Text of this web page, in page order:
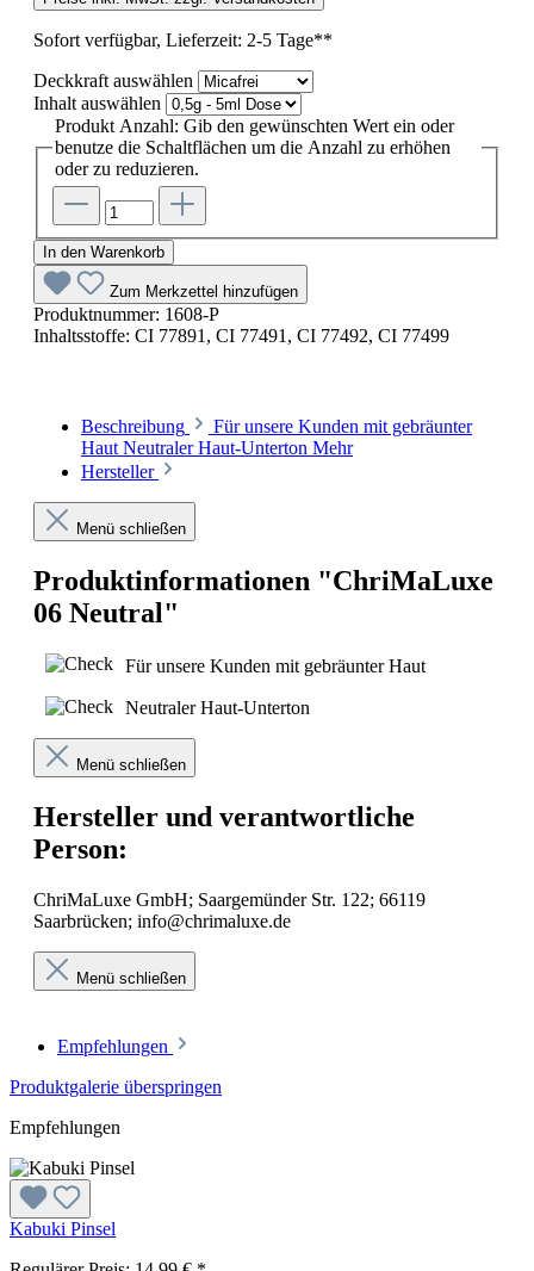
Sofort verfügbar, Lieferzeit: 2-5 Tage**
Deckkraft auswählen
Inhalt auswählen
Produkt Anzahl: Gib den gewünschten Wert ein oder
benutze die Schaltflächen um die Anzahl zu erhöhen
oder zu reduzieren.
In den Warenkorb
Zum Merkzettel hinzufügen
Produktnummer: 1608-P
Inhaltsstoffe: CI 77891, CI 77491, CI 77492, CI 77499
Beschreibung
Für unsere Kunden mit gebräunter
Haut Neutraler Haut-Unterton Mehr
Hersteller
Menü schließen
Produktinformationen "ChriMaLuxe
06 Neutral"
Für unsere Kunden mit gebräunter Haut
Neutraler Haut-Unterton
Menü schließen
Hersteller und verantwortliche
Person:
ChriMaLuxe GmbH; Saargemünder Str. 122; 66119
Saarbrücken; info@chrimaluxe.de
Menü schließen
Empfehlungen
Produktgalerie überspringen
Empfehlungen
Kabuki Pinsel